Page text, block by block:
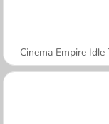
Cinema Empire Idle